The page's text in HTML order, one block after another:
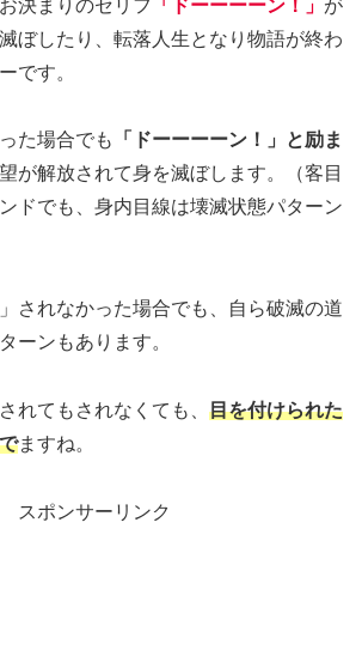
決まりのセリフ 「ドーーーーン！」 が
ぼしたり、転落人生となり物語が終わ
です。
た場合でも
「ドーーーーン！」と励ま
が解放されて身を滅ぼします。（客目
ドでも、身内目線は壊滅状態パターン
されなかった場合でも、自ら破滅の道
ーンもあります。
れてもされなくても、 目を付けられた
ますね。
スポンサーリンク